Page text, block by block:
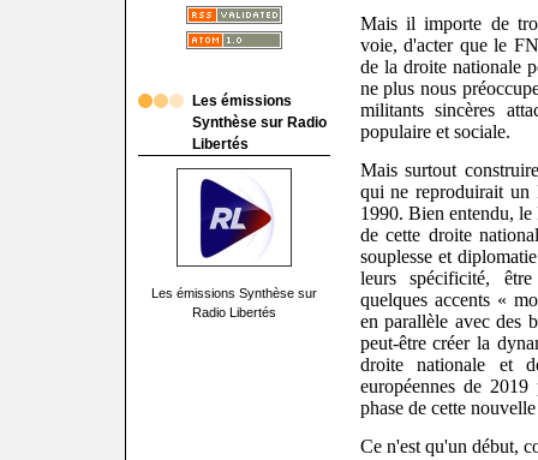
Les émissions
Synthèse sur Radio
Libertés
Les émissions Synthèse sur
Radio Libertés
Mais il importe de
voie, d'acter que le
de la droite nationale
ne plus nous
militants sincères
populaire et sociale.
Mais surtout
qui ne reproduirait un
1990. Bien entendu,
de cette droite
souplesse et
leurs spécificité,
quelques accents «
en parallèle avec des
peut-être créer la
droite nationale et
européennes de
phase de cette
Ce n'est qu'un début,